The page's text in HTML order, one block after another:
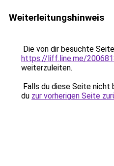
Weiterleitungshinweis
Die von dir besuchte
https://liff.line.me/
weiterzuleiten.
Falls du diese Seite
du zur vorherigen Seite